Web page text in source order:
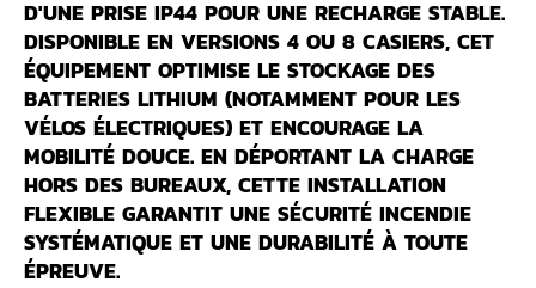
D'UNE PRISE IP44 POUR UNE RECHARGE STABLE.
DISPONIBLE EN VERSIONS 4 OU 8 CASIERS, CET
ÉQUIPEMENT OPTIMISE LE STOCKAGE DES
BATTERIES LITHIUM (NOTAMMENT POUR LES
VÉLOS ÉLECTRIQUES) ET ENCOURAGE LA
MOBILITÉ DOUCE. EN DÉPORTANT LA CHARGE
HORS DES BUREAUX, CETTE INSTALLATION
FLEXIBLE GARANTIT UNE SÉCURITÉ INCENDIE
SYSTÉMATIQUE ET UNE DURABILITÉ À TOUTE
ÉPREUVE.